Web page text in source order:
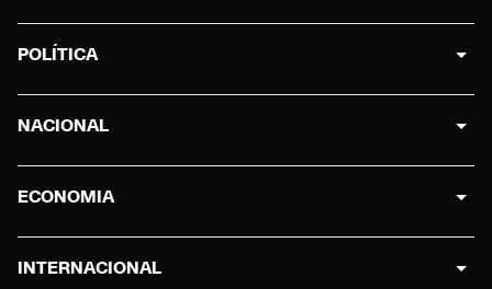
POLÍTICA
NACIONAL
ECONOMIA
INTERNACIONAL